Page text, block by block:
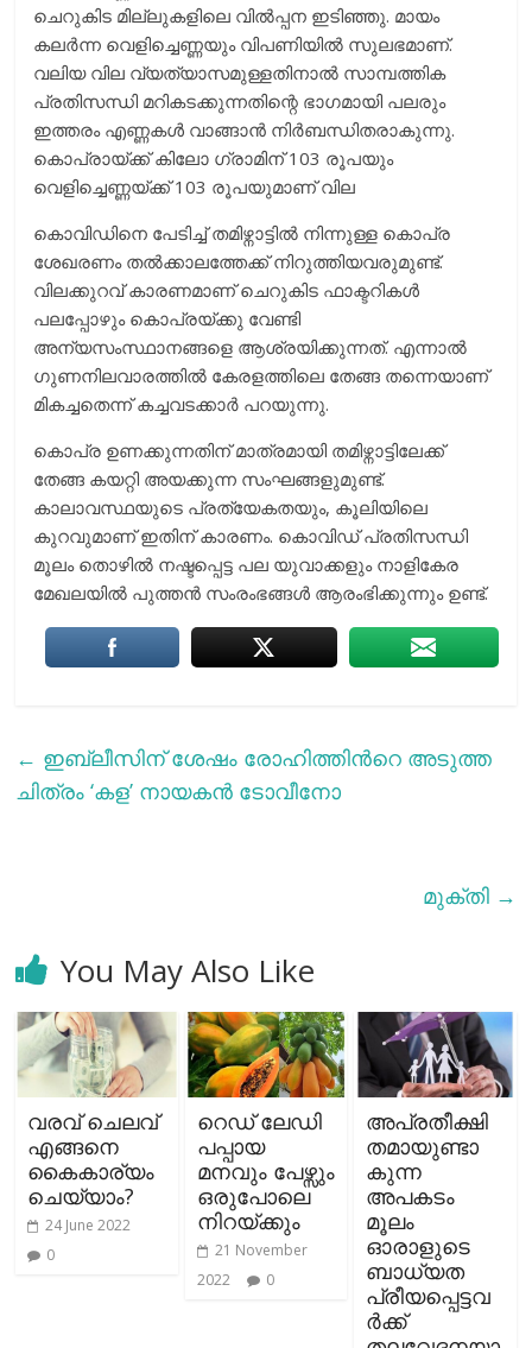
ചെറുകിട മില്ലുകളിലെ വിൽപ്പന ഇടിഞ്ഞു. മായം
കലർന്ന വെളിച്ചെണ്ണയും വിപണിയിൽ സുലഭമാണ്.
വലിയ വില വ്യത്യാസമുള്ളതിനാൽ സാമ്പത്തിക
പ്രതിസന്ധി മറികടക്കുന്നതിന്റെ ഭാഗമായി പലരും
ഇത്തരം എണ്ണകൾ വാങ്ങാൻ നിർബന്ധിതരാകുന്നു.
കൊപ്രായ്ക്ക് കിലോ ഗ്രാമിന് 103 രൂപയും
വെളിച്ചെണ്ണയ്ക്ക് 103 രൂപയുമാണ് വില
കൊവിഡിനെ പേടിച്ച് തമിഴ്നാട്ടിൽ നിന്നുള്ള കൊപ്ര
ശേഖരണം തൽക്കാലത്തേക്ക് നിറുത്തിയവരുമുണ്ട്.
വിലക്കുറവ് കാരണമാണ് ചെറുകിട ഫാക്ടറികൾ
പലപ്പോഴും കൊപ്രയ്ക്കു വേണ്ടി
അന്യസംസ്ഥാനങ്ങളെ ആശ്രയിക്കുന്നത്. എന്നാൽ
ഗുണനിലവാരത്തിൽ കേരളത്തിലെ തേങ്ങ തന്നെയാണ്
മികച്ചതെന്ന് കച്ചവടക്കാര്‍ പറയുന്നു.
കൊപ്ര ഉണക്കുന്നതിന് മാത്രമായി തമിഴ്നാട്ടിലേക്ക്
തേങ്ങ കയറ്റി അയക്കുന്ന സംഘങ്ങളുമുണ്ട്.
കാലാവസ്ഥയുടെ പ്രത്യേകതയും, കൂലിയിലെ
കുറവുമാണ് ഇതിന് കാരണം. കൊവിഡ് പ്രതിസന്ധി
മൂലം തൊഴിൽ നഷ്ടപ്പെട്ട പല യുവാക്കളും നാളികേര
മേഖലയിൽ പുത്തൻ സംരംഭങ്ങൾ ആരംഭിക്കുന്നും ഉണ്ട്.
← ഇബ്ലീസിന് ശേഷം രോഹിത്തിന്‍റെ അടുത്ത
ചിത്രം ‘കള’ നായകന്‍ ടോവീനോ
മുക്തി →
You May Also Like
വരവ് ചെലവ്
എങ്ങനെ
കൈകാര്യം
ചെയ്യാം?
24 June 2022
0
റെഡ് ലേഡി
പപ്പായ
മനവും പേഴ്സും
ഒരുപോലെ
നിറയ്ക്കും
21 November
2022
0
അപ്രതീക്ഷി
തമായുണ്ടാ
കുന്ന
അപകടം
മൂലം
ഓരാളുടെ
ബാധ്യത
പ്രീയപ്പെട്ടവ
ര്‍ക്ക്